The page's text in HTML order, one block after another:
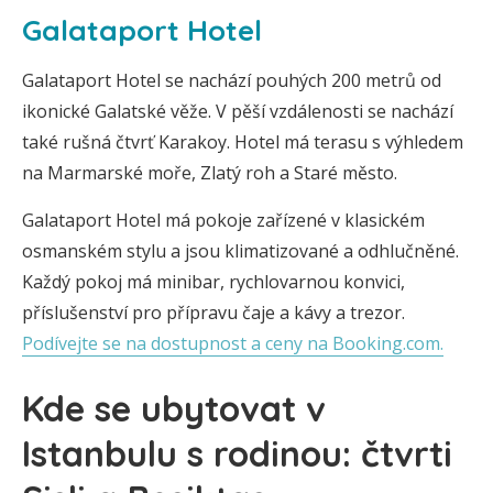
Galataport Hotel
Galataport Hotel se nachází pouhých 200 metrů od
ikonické Galatské věže. V pěší vzdálenosti se nachází
také rušná čtvrť Karakoy. Hotel má terasu s výhledem
na Marmarské moře, Zlatý roh a Staré město.
Galataport Hotel má pokoje zařízené v klasickém
osmanském stylu a jsou klimatizované a odhlučněné.
Každý pokoj má minibar, rychlovarnou konvici,
příslušenství pro přípravu čaje a kávy a trezor.
Podívejte se na dostupnost a ceny na Booking.com.
Kde se ubytovat v
Istanbulu s rodinou: čtvrti